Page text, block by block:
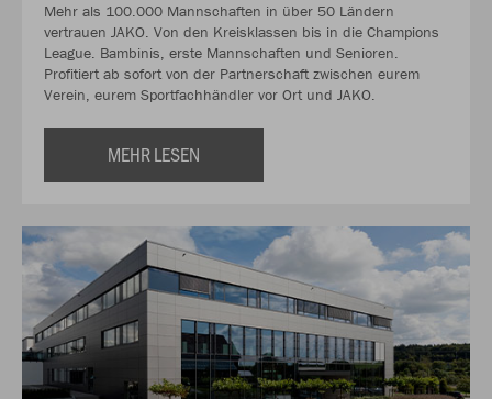
Mehr als 100.000 Mannschaften in über 50 Ländern
vertrauen JAKO. Von den Kreisklassen bis in die Champions
League. Bambinis, erste Mannschaften und Senioren.
Profitiert ab sofort von der Partnerschaft zwischen eurem
Verein, eurem Sportfachhändler vor Ort und JAKO.
MEHR LESEN